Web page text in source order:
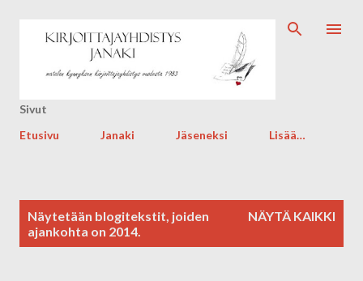
Sivut
Etusivu
Janaki Jäseneksi Lisää…
Näytetään blogitekstit, joiden
ajankohta on 2014.
NÄYTÄ KAIKKI